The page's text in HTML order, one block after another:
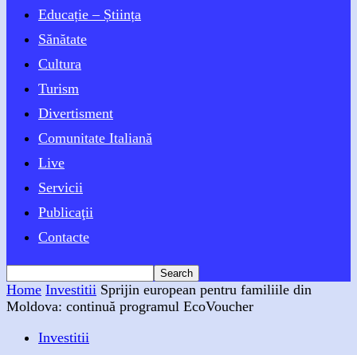
Educație – Știința
Sănătate
Cultura
Turism
Divertisment
Comunitate Italiană
Live
Servicii
Publicaţii
Contacte
Home Investitii Sprijin european pentru familiile din
Moldova: continuă programul EcoVoucher
Investitii